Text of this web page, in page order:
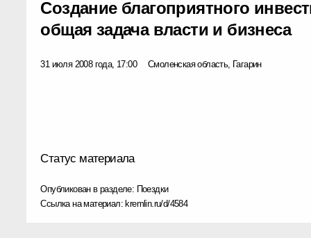
Создание благоприятного
общая задача власти и бизнеса
31 июля 2008 года, 17:00 Смоленская область, Гагарин
Статус материала
Опубликован в разделе: Поездки
Ссылка на материал: kremlin.ru/d/4584